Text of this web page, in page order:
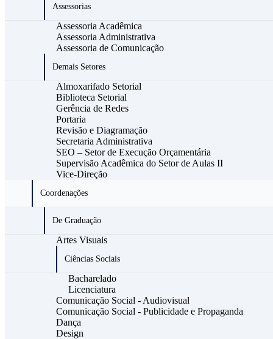
Assessorias
Assessoria Acadêmica
Assessoria Administrativa
Assessoria de Comunicação
Demais Setores
Almoxarifado Setorial
Biblioteca Setorial
Gerência de Redes
Portaria
Revisão e Diagramação
Secretaria Administrativa
SEO – Setor de Execução Orçamentária
Supervisão Acadêmica do Setor de Aulas II
Vice-Direção
Coordenações
De Graduação
Artes Visuais
Ciências Sociais
Bacharelado
Licenciatura
Comunicação Social - Audiovisual
Comunicação Social - Publicidade e Propaganda
Dança
Design